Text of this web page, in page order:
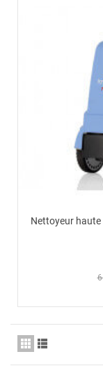
Nettoyeur haute